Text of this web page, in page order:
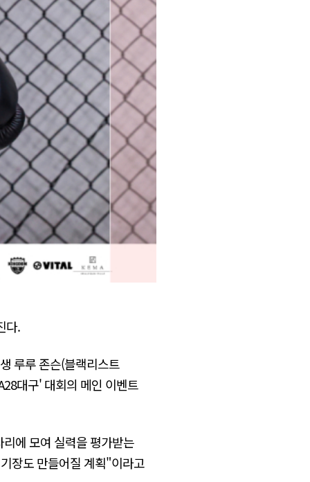
다.
루루 존슨(블랙리스트
대구' 대회의 메인 이벤트
에 모여 실력을 평가받는
장도 만들어질 계획"이라고